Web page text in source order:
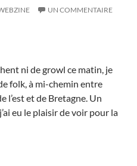
UN COMMENTAIRE
ni de growl ce matin, je
folk, à mi-chemin entre
l’est et de Bretagne. Un
eu le plaisir de voir pour la